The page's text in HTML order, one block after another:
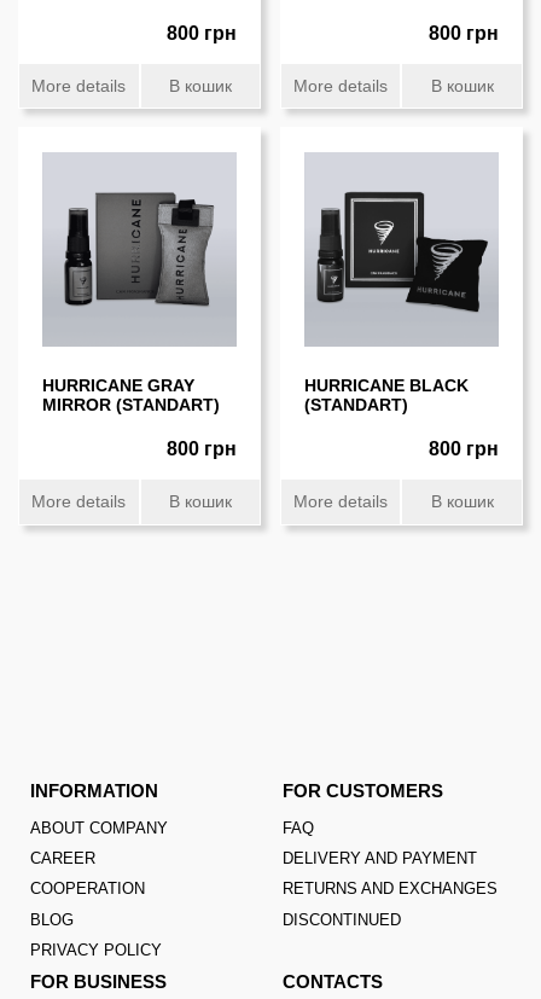
800 грн
More details В кошик
800 грн
More details В кошик
HURRICANE GRAY
MIRROR (STANDART)
800 грн
More details В кошик
HURRICANE BLACK
(STANDART)
800 грн
More details В кошик
INFORMATION
ABOUT COMPANY
CAREER
COOPERATION
BLOG
PRIVACY POLICY
FOR CUSTOMERS
FAQ
DELIVERY AND PAYMENT
RETURNS AND EXCHANGES
DISCONTINUED
FOR BUSINESS CONTACTS